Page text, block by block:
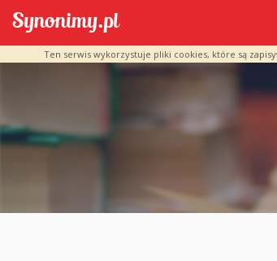
Ten serwis wykorzystuje pliki cookies, które są